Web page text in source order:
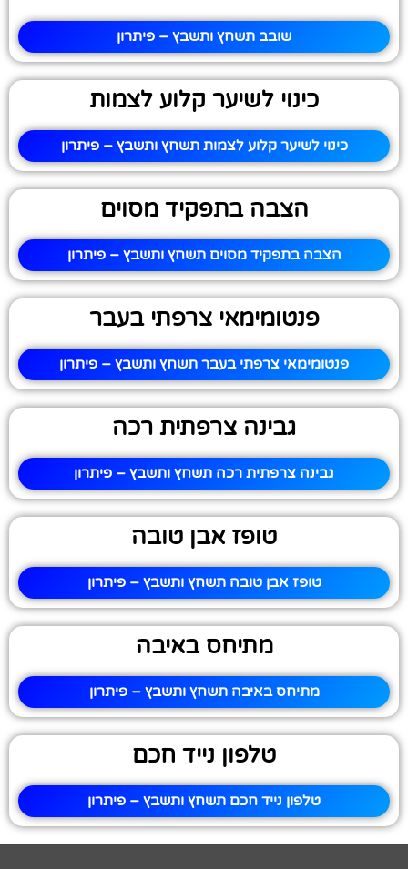
שובב תשחץ ותשבץ – פיתרון
כינוי לשיער קלוע לצמות
כינוי לשיער קלוע לצמות תשחץ ותשבץ – פיתרון
הצבה בתפקיד מסוים
הצבה בתפקיד מסוים תשחץ ותשבץ – פיתרון
פנטומימאי צרפתי בעבר
פנטומימאי צרפתי בעבר תשחץ ותשבץ – פיתרון
גבינה צרפתית רכה
גבינה צרפתית רכה תשחץ ותשבץ – פיתרון
טופז אבן טובה
טופז אבן טובה תשחץ ותשבץ – פיתרון
מתיחס באיבה
מתיחס באיבה תשחץ ותשבץ – פיתרון
טלפון נייד חכם
טלפון נייד חכם תשחץ ותשבץ – פיתרון